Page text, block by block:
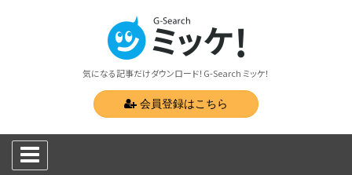
気になる記事だけダウンロード！G-Search ミッケ！
会員登録はこちら